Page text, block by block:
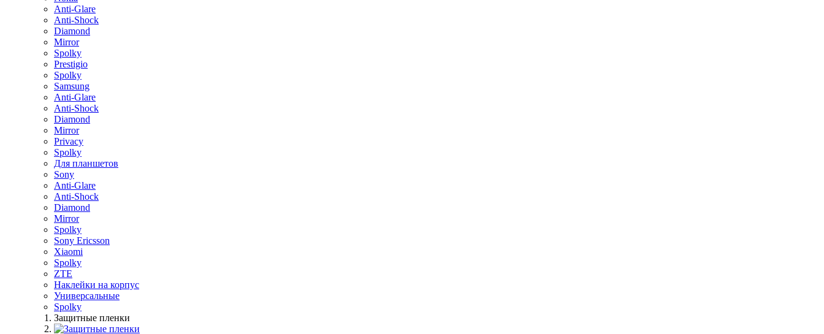
Anti-Glare
Anti-Shock
Diamond
Mirror
Spolky
Prestigio
Spolky
Samsung
Anti-Glare
Anti-Shock
Diamond
Mirror
Privacy
Spolky
Для планшетов
Sony
Anti-Glare
Anti-Shock
Diamond
Mirror
Spolky
Sony Ericsson
Xiaomi
Spolky
ZTE
Наклейки на корпус
Универсальные
Spolky
Защитные пленки